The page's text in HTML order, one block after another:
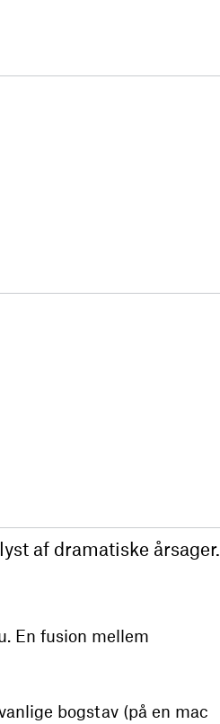
af dramatiske årsager.
En fusion mellem
bogstav (på en mac